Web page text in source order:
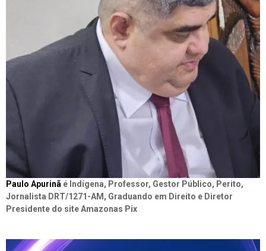
Paulo Apurinã é Indígena, Professor, Gestor Público, Perito,
Jornalista DRT/1271-AM, Graduando em Direito e Diretor
Presidente do site Amazonas Pix